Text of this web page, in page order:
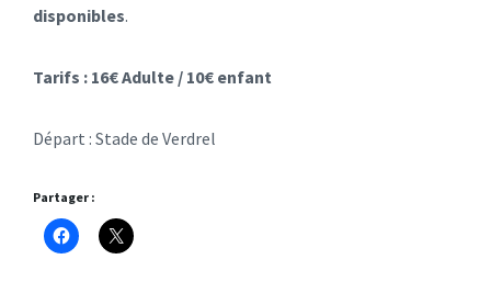
disponibles.
Tarifs : 16€ Adulte / 10€ enfant
Départ : Stade de Verdrel
Partager :